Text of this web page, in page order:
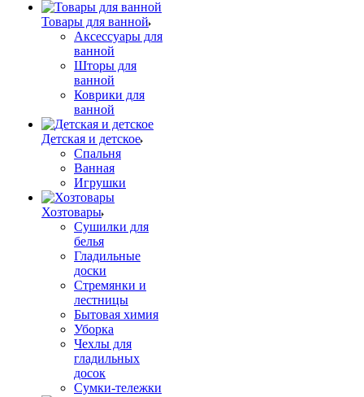
Товары для ванной
Аксессуары для
ванной
Шторы для
ванной
Коврики для
ванной
Детская и детское
Спальня
Ванная
Игрушки
Хозтовары
Сушилки для
белья
Гладильные
доски
Стремянки и
лестницы
Бытовая химия
Уборка
Чехлы для
гладильных
досок
Сумки-тележки